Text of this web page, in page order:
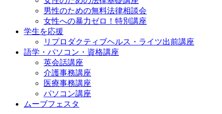
男性のための無料法律相談会
女性への暴力ゼロ！特別講座
学生を応援
リプロダクティブヘルス・ライツ出前講座
語学・パソコン・資格講座
英会話講座
介護事務講座
医療事務講座
パソコン講座
ムーブフェスタ